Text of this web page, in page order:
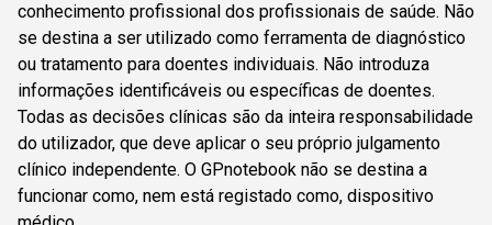
conhecimento profissional dos profissionais de saúde. Não
se destina a ser utilizado como ferramenta de diagnóstico
ou tratamento para doentes individuais. Não introduza
informações identificáveis ou específicas de doentes.
Todas as decisões clínicas são da inteira responsabilidade
do utilizador, que deve aplicar o seu próprio julgamento
clínico independente. O GPnotebook não se destina a
funcionar como, nem está registado como, dispositivo